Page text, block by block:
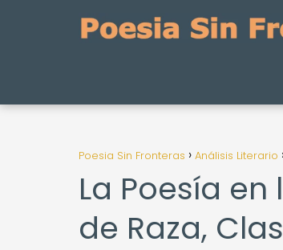
Poesia Sin Fronteras Análisis Literario
La Poesía
de Raza,